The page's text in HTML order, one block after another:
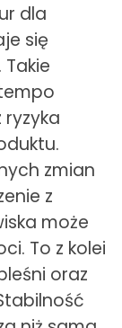
dla
się
zmian
z
może
To z kolei
oraz